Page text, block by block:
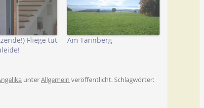
Fliege tut
Am Tannberg
unterAllgemein veröffentlicht. Schlagwörter: